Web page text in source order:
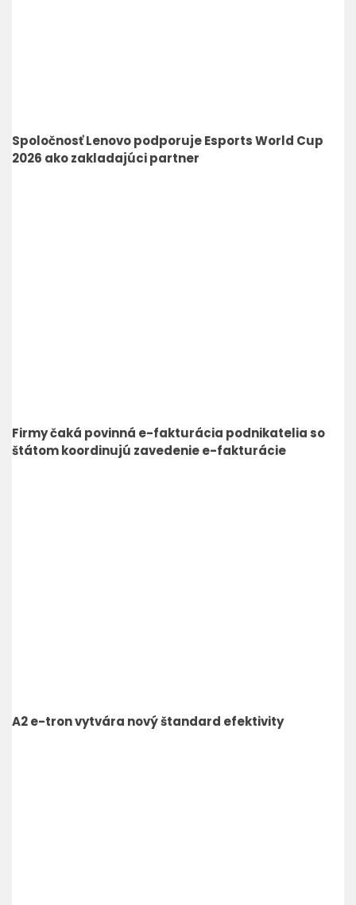
Spoločnosť Lenovo podporuje Esports World Cup
2026 ako zakladajúci partner
Firmy čaká povinná e-fakturácia podnikatelia so
štátom koordinujú zavedenie e-fakturácie
A2 e-tron vytvára nový štandard efektivity